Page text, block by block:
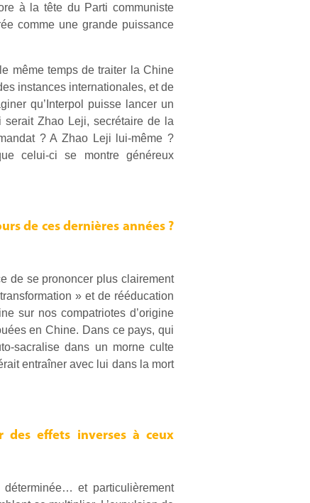
à la tête du Parti communiste
comme une grande puissance
même temps de traiter la Chine
instances internationales, et de
qu’Interpol puisse lancer un
serait Zhao Leji, secrétaire de la
? A Zhao Leji lui-même ?
celui-ci se montre généreux
de ces dernières années ?
de se prononcer plus clairement
» et de rééducation
sur nos compatriotes d’origine
en Chine. Dans ce pays, qui
sacralise dans un morne culte
entraîner avec lui dans la mort
effets inverses à ceux
et particulièrement